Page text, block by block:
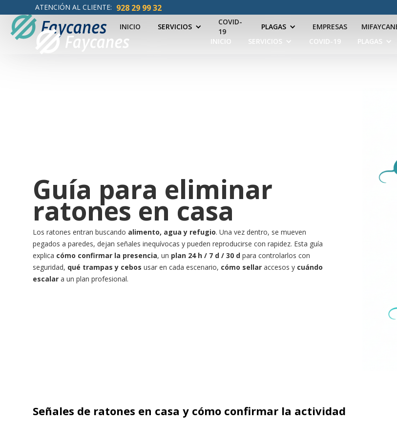
INICIO SERVICIOS
COVID-
19
PLAGAS EMPRESAS
ATENCIÓN AL CLIENTE: 928 29 99 32
INICIO SERVICIOS COVID-19 PLAGAS
Guía para eliminar
ratones en casa
Los ratones entran buscando alimento, agua y refugio. Una vez dentro, se mueven
pegados a paredes, dejan señales inequívocas y pueden reproducirse con rapidez. Esta guía
explica cómo confirmar la presencia, un plan 24 h / 7 d / 30 d para controlarlos con
seguridad, qué trampas y cebos usar en cada escenario, cómo sellar accesos y cuándo
escalar a un plan profesional.
Señales de ratones en casa y cómo confirmar la actividad